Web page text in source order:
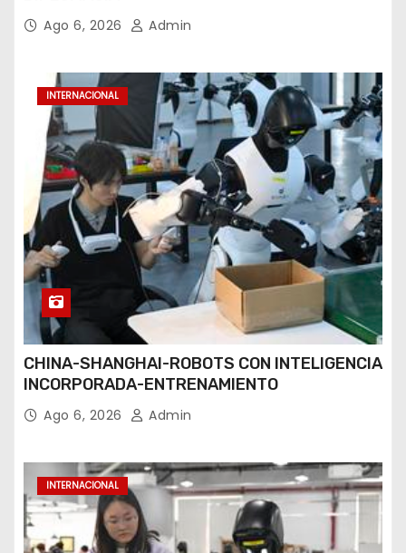
Ago 6, 2026 Admin
INTERNACIONAL
CHINA-SHANGHAI-ROBOTS CON INTELIGENCIA
INCORPORADA-ENTRENAMIENTO
Ago 6, 2026 Admin
INTERNACIONAL